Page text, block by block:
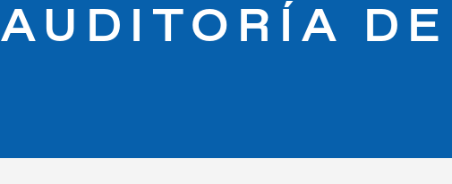
AUDITORÍA